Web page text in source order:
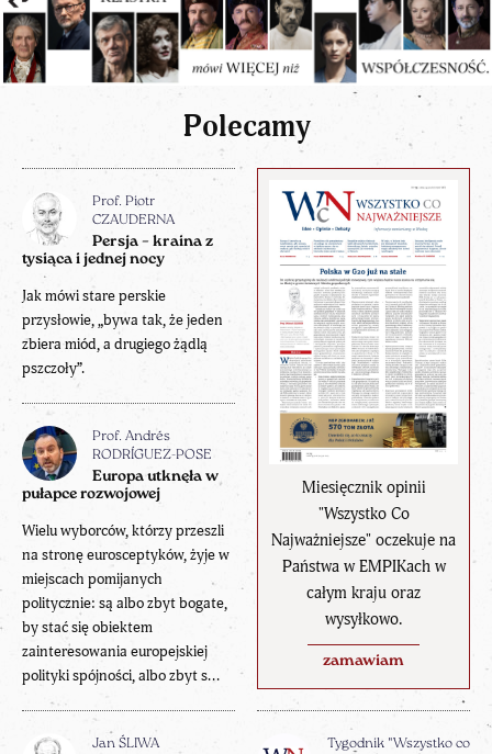
Polecamy
Miesięcznik opinii
"Wszystko Co
Najważniejsze" oczekuje na
Państwa w EMPIKach w
całym kraju oraz
wysyłkowo.
zamawiam
Prof. Piotr
CZAUDERNA
Persja – kraina z
tysiąca i jednej nocy
Jak mówi stare perskie
przysłowie, „bywa tak, że jeden
zbiera miód, a drugiego żądlą
pszczoły”.
Prof. Andrés
RODRÍGUEZ-POSE
Europa utknęła w
pułapce rozwojowej
Wielu wyborców, którzy przeszli
na stronę eurosceptyków, żyje w
miejscach pomijanych
politycznie: są albo zbyt bogate,
by stać się obiektem
zainteresowania europejskiej
polityki spójności, albo zbyt s...
Jan ŚLIWA
Tygodnik "Wszystko co